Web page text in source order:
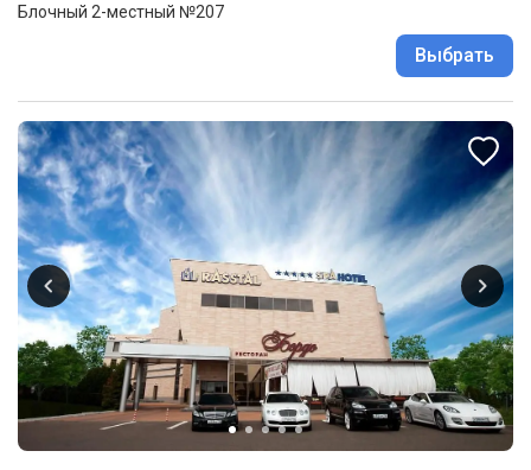
Блочный 2-местный №207
Выбрать